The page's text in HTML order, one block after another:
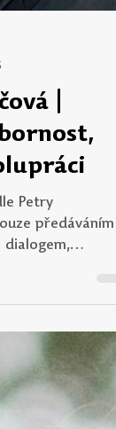
|
Petry
předáváním
dialogem,
důvěrou. Za
v podobě ceny
Ve své výuce